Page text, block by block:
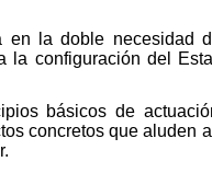
en la doble necesidad
la configuración del
básicos de
concretos que aluden